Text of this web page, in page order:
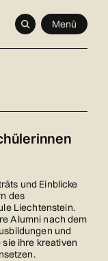
Menü
und Einblicke
des
Liechtenstein.
Alumni nach dem
und
ihre kreativen